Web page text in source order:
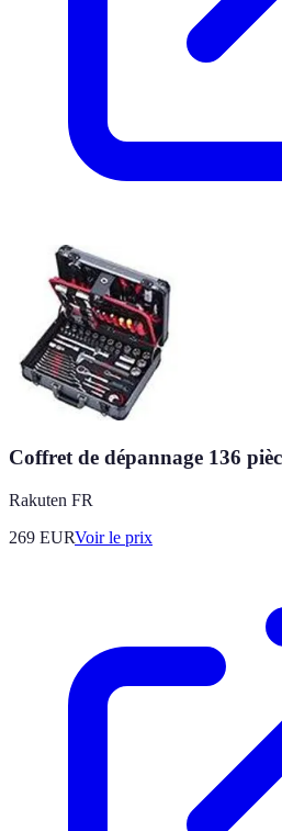
Coffret de dépannage 136
Rakuten FR
269 EURVoir le prix